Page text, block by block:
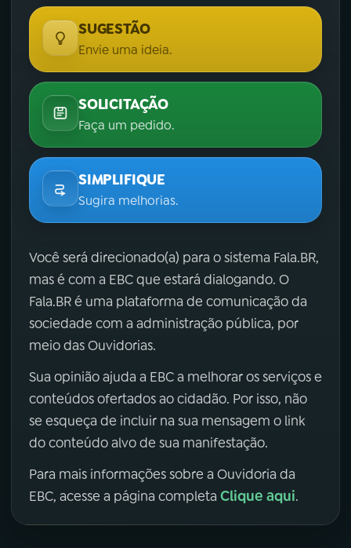
SUGESTÃO
Envie uma ideia.
SOLICITAÇÃO
Faça um pedido.
SIMPLIFIQUE
Sugira melhorias.
Você será direcionado(a) para o sistema Fala.BR,
mas é com a EBC que estará dialogando. O
Fala.BR é uma plataforma de comunicação da
sociedade com a administração pública, por
meio das Ouvidorias.
Sua opinião ajuda a EBC a melhorar os serviços e
conteúdos ofertados ao cidadão. Por isso, não
se esqueça de incluir na sua mensagem o link
do conteúdo alvo de sua manifestação.
Para mais informações sobre a Ouvidoria da
EBC, acesse a página completa Clique aqui.